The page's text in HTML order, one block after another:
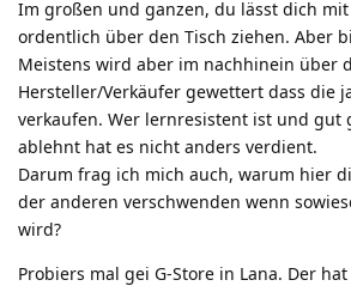
Im großen und ganzen, du lässt dich
ordentlich über den Tisch ziehen. Aber
Meistens wird aber im nachhinein über
Hersteller/Verkäufer gewettert dass die
verkaufen. Wer lernresistent ist und gut
ablehnt hat es nicht anders verdient.
Darum frag ich mich auch, warum hier
der anderen verschwenden wenn
wird?
Probiers mal gei G-Store in Lana. Der